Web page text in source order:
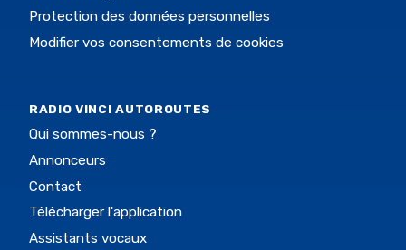
Protection des données personnelles
Modifier vos consentements de cookies
RADIO VINCI AUTOROUTES
Qui sommes-nous ?
Annonceurs
Contact
Télécharger l'application
Assistants vocaux